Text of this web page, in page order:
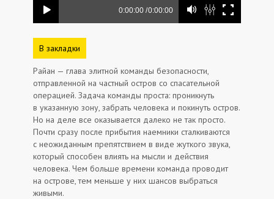
В закладки
Райан — глава элитной команды безопасности,
отправленной на частный остров со спасательной
операцией. Задача команды проста: проникнуть
в указанную зону, забрать человека и покинуть остров.
Но на деле все оказывается далеко не так просто.
Почти сразу после прибытия наемники сталкиваются
с неожиданным препятствием в виде жуткого звука,
который способен влиять на мысли и действия
человека. Чем больше времени команда проводит
на острове, тем меньше у них шансов выбраться
живыми.